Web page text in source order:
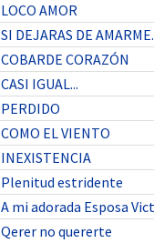
LOCO AMOR
SI DEJARAS DE
COBARDE CORAZÓN
CASI IGUAL...
PERDIDO
COMO EL VIENTO
INEXISTENCIA
Plenitud estridente
A mi adorada Esposa
Qerer no quererte